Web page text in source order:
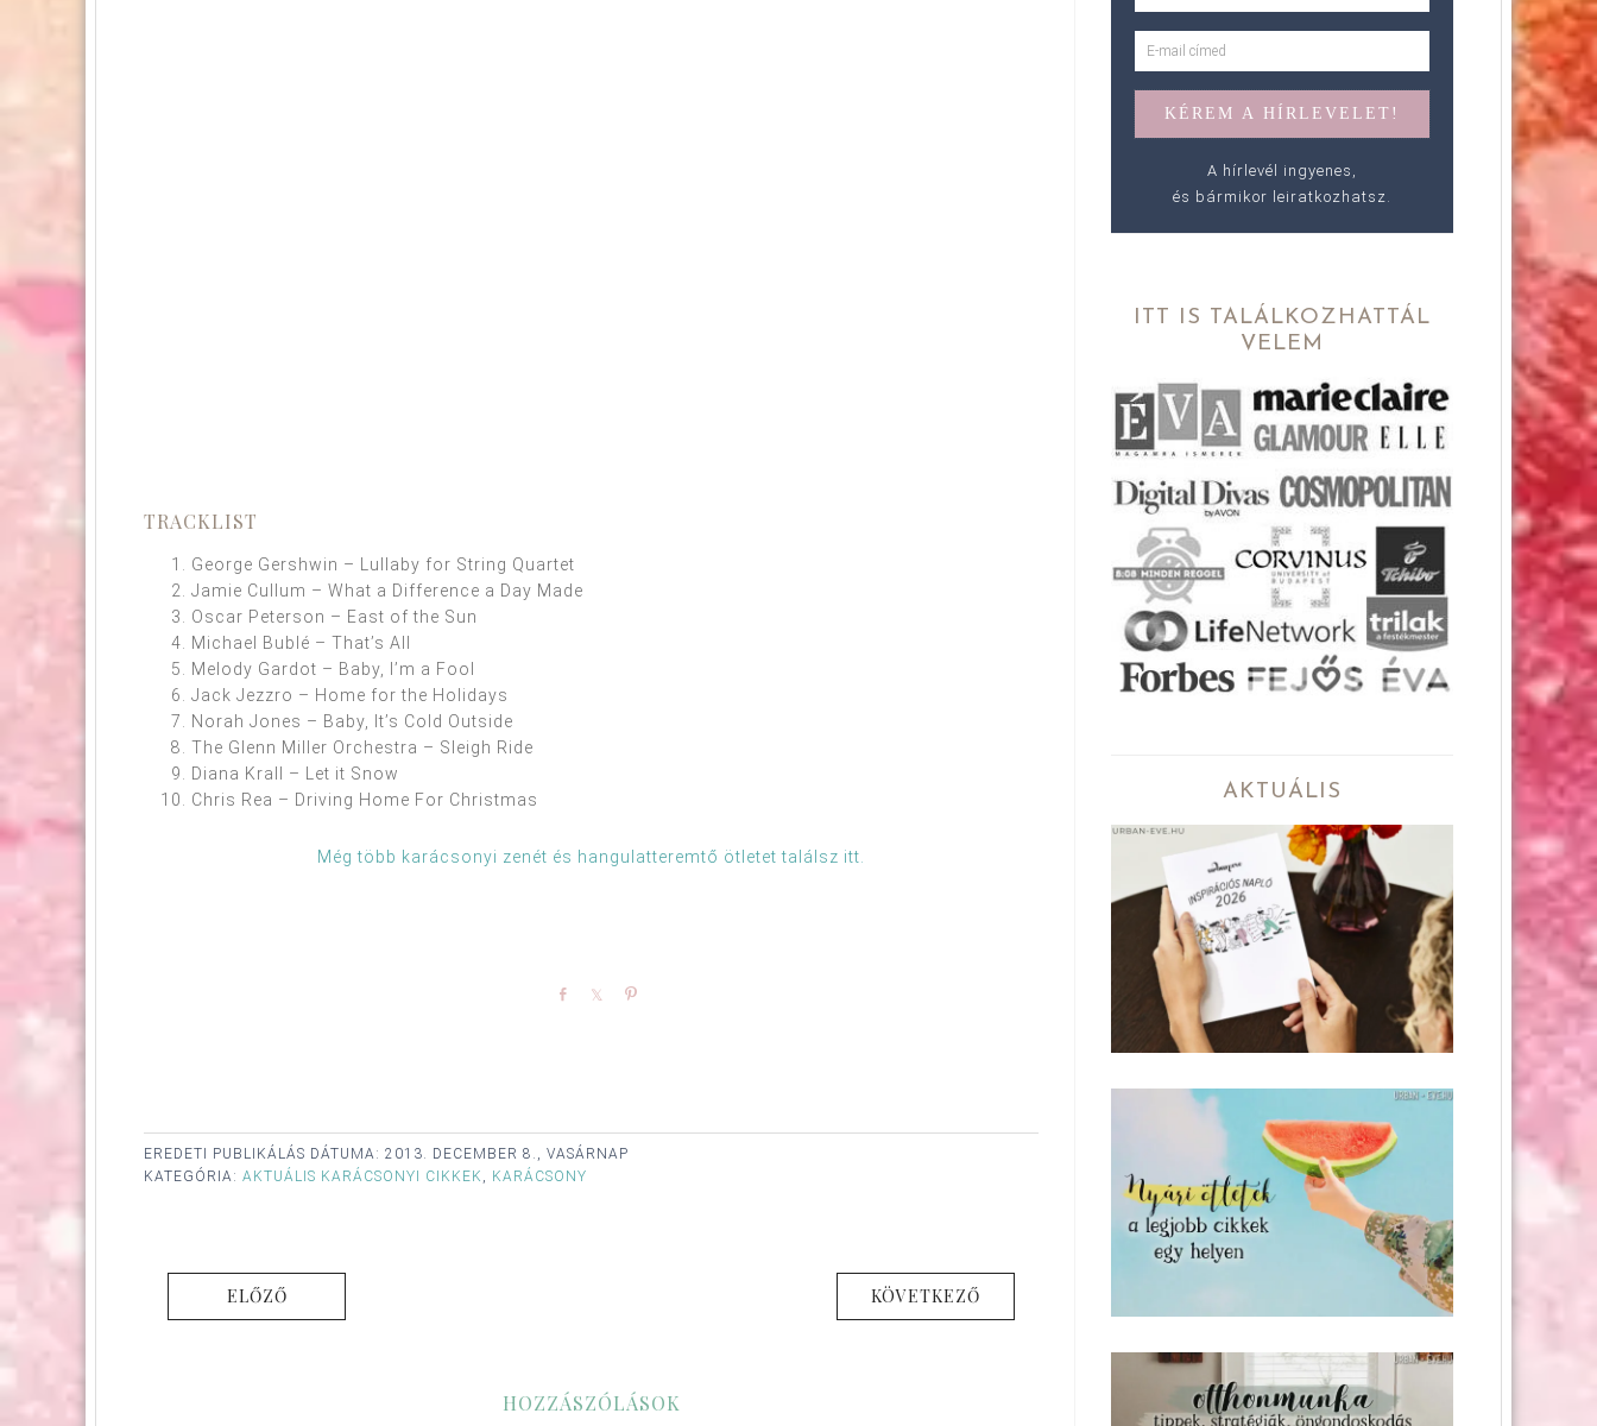
TRACKLIST
George Gershwin – Lullaby for String Quartet
Jamie Cullum – What a Difference a Day Made
Oscar Peterson – East of the Sun
Michael Bublé – That’s All
Melody Gardot – Baby, I’m a Fool
Jack Jezzro – Home for the Holidays
Norah Jones – Baby, It’s Cold Outside
The Glenn Miller Orchestra – Sleigh Ride
Diana Krall – Let it Snow
Chris Rea – Driving Home For Christmas
Még több karácsonyi zenét és hangulatteremtő ötletet találsz itt.
Share Share
EREDETI PUBLIKÁLÁS DÁTUMA: 2013. DECEMBER 8., VASÁRNAP
KATEGÓRIA: AKTUÁLIS KARÁCSONYI CIKKEK , KARÁCSONY
ELŐZŐ KÖVETKEZŐ
HOZZÁSZÓLÁSOK
A hírlevél ingyenes,
és bármikor leiratkozhatsz.
ITT IS TALÁLKOZHATTÁL
VELEM
AKTUÁLIS